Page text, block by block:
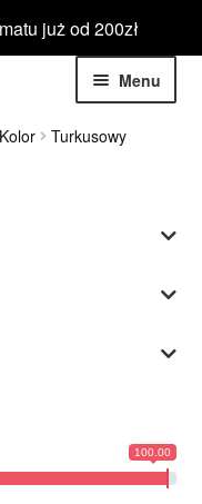
już od 200zł
Menu
Rozwiń
Rozwiń
Turkusowy
100.00